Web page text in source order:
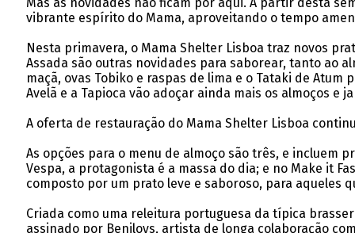
vibrante espírito do Mama, aproveitando o tempo
Nesta primavera, o Mama Shelter Lisboa traz novos
Assada são outras novidades para saborear, tanto ao
maçã, ovas Tobiko e raspas de lima e o Tataki de
Avelã e a Tapioca vão adoçar ainda mais os almoços e
A oferta de restauração do Mama Shelter Lisboa
As opções para o menu de almoço são três, e incluem
Vespa, a protagonista é a massa do dia; e no Make it
composto por um prato leve e saboroso, para aqueles
Criada como uma releitura portuguesa da típica
assinado por Beniloys, artista de longa colaboração